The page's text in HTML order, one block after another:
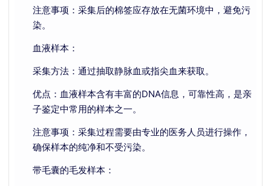
注意事项：采集后的棉签应存放在无菌环境中，避免污
染。
血液样本：
采集方法：通过抽取静脉血或指尖血来获取。
优点：血液样本含有丰富的DNA信息，可靠性高，是亲
子鉴定中常用的样本之一。
注意事项：采集过程需要由专业的医务人员进行操作，
确保样本的纯净和不受污染。
带毛囊的毛发样本：